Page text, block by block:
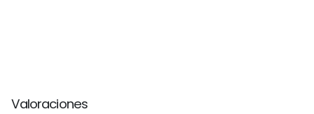
Valoraciones